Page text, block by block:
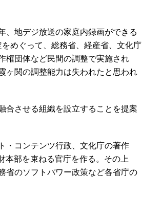
、地デジ放送の家庭内録画ができる
めぐって、総務省、経産省、文化庁
権団体など民間の調整で実施され
ヶ関の調整能力は失われたと思われ
合させる組織を設立することを提案
・コンテンツ行政、文化庁の著作
本部を束ねる官庁を作る。その上
省のソフトパワー政策など各省庁の